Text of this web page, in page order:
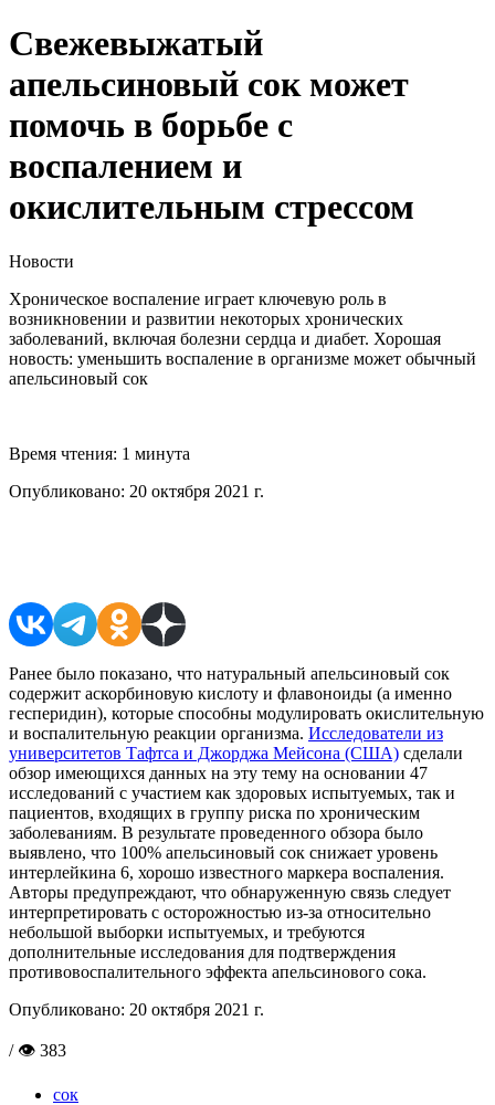
Свежевыжатый
апельсиновый сок может
помочь в борьбе с
воспалением и
окислительным стрессом
Новости
Хроническое воспаление играет ключевую роль в
возникновении и развитии некоторых хронических
заболеваний, включая болезни сердца и диабет. Хорошая
новость: уменьшить воспаление в организме может обычный
апельсиновый сок
Время чтения: 1 минута
Опубликовано: 20 октября 2021 г.
Ранее было показано, что натуральный апельсиновый сок
содержит аскорбиновую кислоту и флавоноиды (а именно
гесперидин), которые способны модулировать окислительную
и воспалительную реакции организма. Исследователи из
университетов Тафтса и Джорджа Мейсона (США) сделали
обзор имеющихся данных на эту тему на основании 47
исследований с участием как здоровых испытуемых, так и
пациентов, входящих в группу риска по хроническим
заболеваниям. В результате проведенного обзора было
выявлено, что 100% апельсиновый сок снижает уровень
интерлейкина 6, хорошо известного маркера воспаления.
Авторы предупреждают, что обнаруженную связь следует
интерпретировать с осторожностью из-за относительно
небольшой выборки испытуемых, и требуются
дополнительные исследования для подтверждения
противовоспалительного эффекта апельсинового сока.
Опубликовано: 20 октября 2021 г.
/ 👁 383
сок